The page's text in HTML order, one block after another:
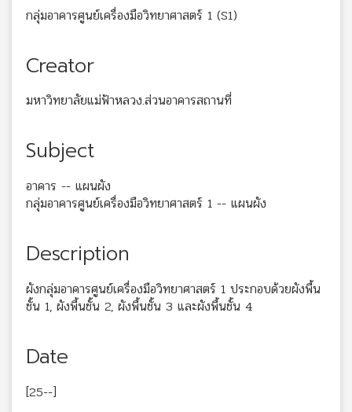
กลุ่มอาคารศูนย์เครื่องมือวิทยาศาสตร์ 1 (S1)
Creator
มหาวิทยาลัยแม่ฟ้าหลวง.ส่วนอาคารสถานที่
Subject
อาคาร -- แผนผัง
กลุ่มอาคารศูนย์เครื่องมือวิทยาศาสตร์ 1 -- แผนผัง
Description
ผังกลุ่มอาคารศูนย์เครื่องมือวิทยาศาสตร์ 1 ประกอบด้วยผังพื้น
ชั้น 1, ผังพื้นชั้น 2, ผังพื้นชั้น 3 และผังพื้นชั้น 4
Date
[25--]